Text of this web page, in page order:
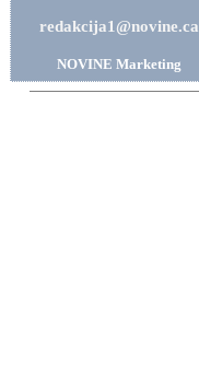
redakcija1@novine.ca
NOVINE Marketing